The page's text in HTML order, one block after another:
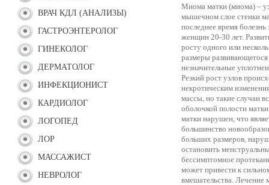
ВРАЧ КДЛ (АНАЛИЗЫ)
ГАСТРОЭНТЕРОЛОГ
ГИНЕКОЛОГ
ДЕРМАТОЛОГ
ИНФЕКЦИОНИСТ
КАРДИОЛОГ
ЛОГОПЕД
ЛОР
МАССАЖИСТ
НЕВРОЛОГ
Миома матки (миома) –
мышечном слое стенки
последнее время
женщин 20-30 лет.
росту одного или
размеры развивающегося
незначительные
Резкий рост узлов
некротическим
массы, но такие случаи
оболочкой полости
матки нарушен, что
большинство
больших размеров,
остановить
бессимптомное
может привести к
вмешательства.